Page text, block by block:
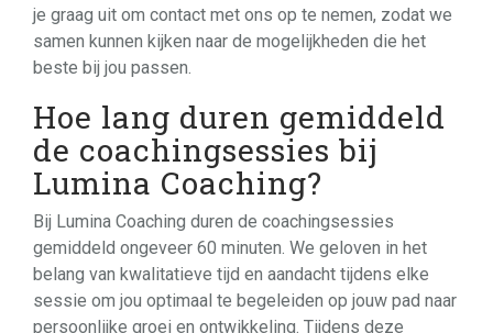
je graag uit om contact met ons op te nemen, zodat we
samen kunnen kijken naar de mogelijkheden die het
beste bij jou passen.
Hoe lang duren gemiddeld
de coachingsessies bij
Lumina Coaching?
Bij Lumina Coaching duren de coachingsessies
gemiddeld ongeveer 60 minuten. We geloven in het
belang van kwalitatieve tijd en aandacht tijdens elke
sessie om jou optimaal te begeleiden op jouw pad naar
persoonlijke groei en ontwikkeling. Tijdens deze